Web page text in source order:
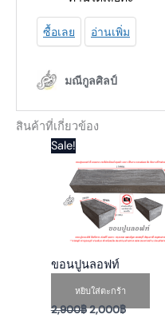
สินค้าที่เกี่ยวข้อง
Sale!
ขอนปูนลอฟท์
หยิบใส่ตะกร้า
2,900฿
was:
2,900฿.
2,000฿
is:
2,000฿.